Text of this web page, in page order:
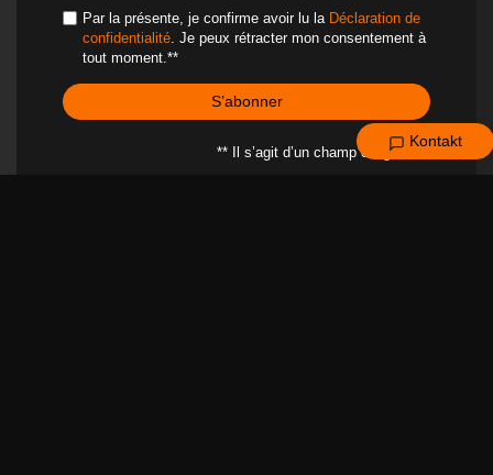
Kontakt
Par la présente, je confirme avoir lu la Déclaration de
confidentialité. Je peux rétracter mon consentement à
tout moment.**
S’abonner
** Il s’agit d’un champ obligatoire.